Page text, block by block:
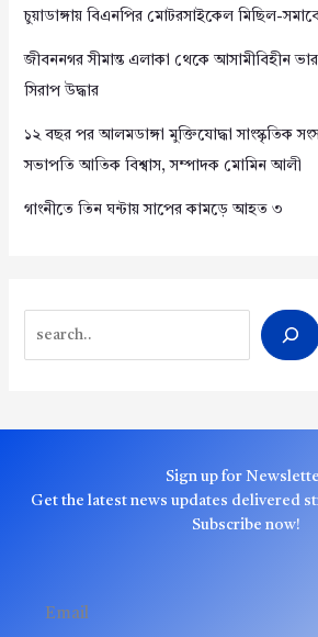
চুয়াডাঙ্গায় বিএনপির মোটরসাইকেল মিছিল-
জীবননগর সীমান্ত এলাকা থেকে আসামীবিহীন
সিরাপ উদ্ধার
১২ বছর পর আলমডাঙ্গা মুক্তিযোদ্ধা সাংস্কৃতিক
সভাপতি আতিক বিশ্বাস, সম্পাদক মোমিন আলী
গাংনীতে তিন ঘন্টায় সাপের কামড়ে আহত ৩
Sign up for
Get the latest news updates delivered
Subscribe now!
Email